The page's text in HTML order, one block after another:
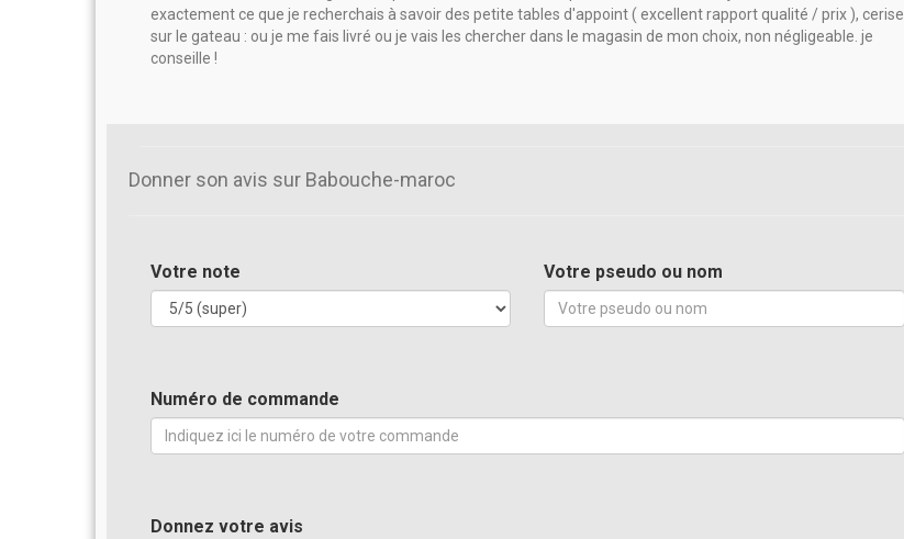
exactement ce que je recherchais à savoir des petite tables d'appoint ( excellent rapport qualité / prix ), cerise
sur le gateau : ou je me fais livré ou je vais les chercher dans le magasin de mon choix, non négligeable. je
conseille !
Donner son avis sur Babouche-maroc
Votre note Votre pseudo ou nom
Numéro de commande
Donnez votre avis